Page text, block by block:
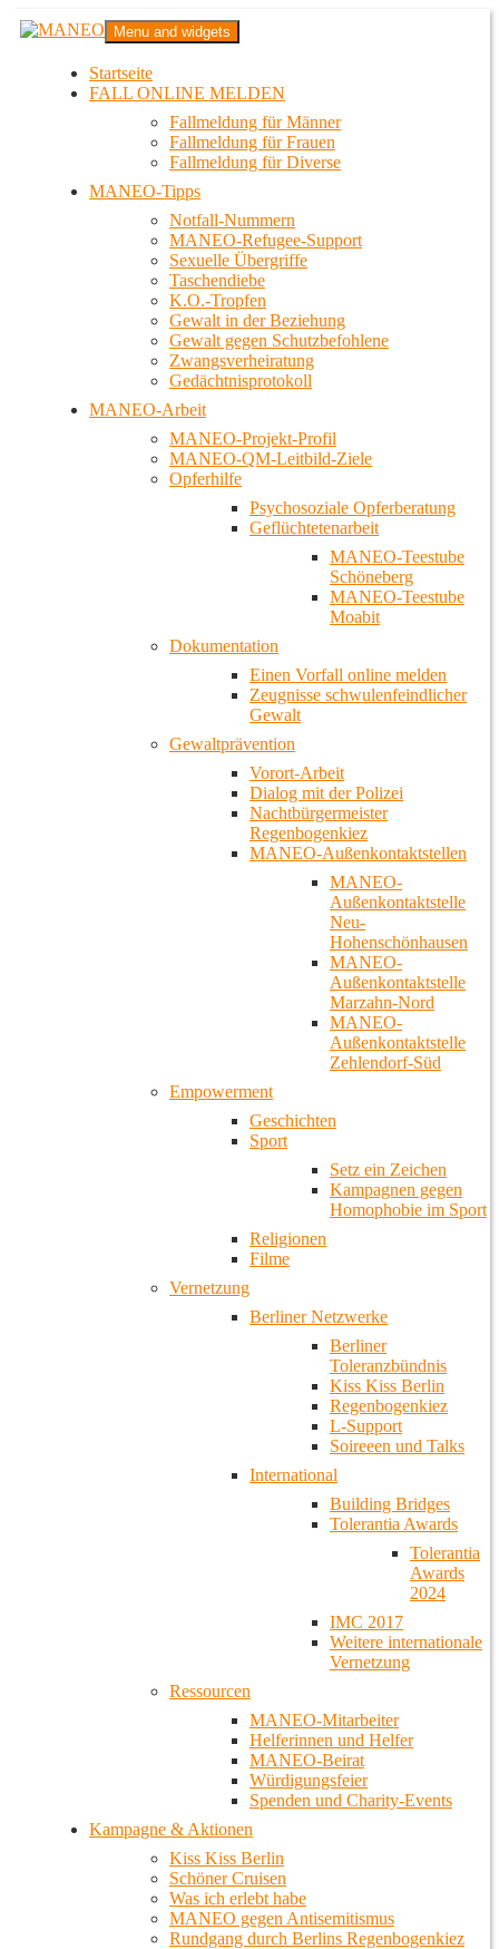
Zum
InhaltMANEO
Das schwule Anti-Gewalt-Projekt in Berlin
Menu and widgets
Startseite
FALL ONLINE MELDEN
Fallmeldung für Männer
Fallmeldung für Frauen
Fallmeldung für Diverse
MANEO-Tipps
Notfall-Nummern
MANEO-Refugee-Support
Sexuelle Übergriffe
Taschendiebe
K.O.-Tropfen
Gewalt in der Beziehung
Gewalt gegen Schutzbefohlene
Zwangsverheiratung
Gedächtnisprotokoll
MANEO-Arbeit
MANEO-Projekt-Profil
MANEO-QM-Leitbild-Ziele
Opferhilfe
Psychosoziale Opferberatung
Geflüchtetenarbeit
MANEO-Teestube
Schöneberg
MANEO-Teestube
Moabit
Dokumentation
Einen Vorfall online melden
Zeugnisse schwulenfeindlicher
Gewalt
Gewaltprävention
Vorort-Arbeit
Dialog mit der Polizei
Nachtbürgermeister
Regenbogenkiez
MANEO-Außenkontaktstellen
MANEO-
Außenkontaktstelle
Neu-
Hohenschönhausen
MANEO-
Außenkontaktstelle
Marzahn-Nord
MANEO-
Außenkontaktstelle
Zehlendorf-Süd
Empowerment
Geschichten
Sport
Setz ein Zeichen
Kampagnen gegen
Homophobie im Sport
Religionen
Filme
Vernetzung
Berliner Netzwerke
Berliner
Toleranzbündnis
Kiss Kiss Berlin
Regenbogenkiez
L-Support
Soireeen und Talks
International
Building Bridges
Tolerantia Awards
Tolerantia
Awards
2024
IMC 2017
Weitere internationale
Vernetzung
Ressourcen
MANEO-Mitarbeiter
Helferinnen und Helfer
MANEO-Beirat
Würdigungsfeier
Spenden und Charity-Events
Kampagne & Aktionen
Kiss Kiss Berlin
Schöner Cruisen
Was ich erlebt habe
MANEO gegen Antisemitismus
Rundgang durch Berlins Regenbogenkiez